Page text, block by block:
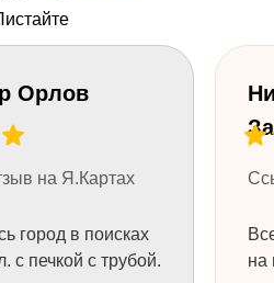
на
город в поисках
с печкой с трубой.
Орлов
на Я.Картах
посуда
наборы